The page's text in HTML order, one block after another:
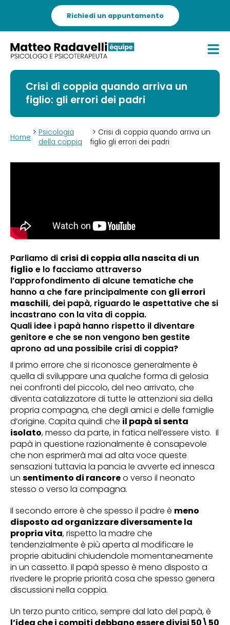
Richiedi un appuntamento
Crisi di coppia quando arriva un
figlio: gli errori dei padri
Home > Psicologia
della coppia
> Crisi di coppia quando arriva un
figlio gli errori dei padri
Parliamo di crisi di coppia alla nascita di un
figlio e lo facciamo attraverso
l’approfondimento di alcune tematiche che
hanno a che fare principalmente con gli errori
maschili, dei papà, riguardo le aspettative che si
incastrano con la vita di coppia.
Quali idee i papà hanno rispetto il diventare
genitore e che se non vengono ben gestite
aprono ad una possibile crisi di coppia?
Il primo errore che si riconosce generalmente è
quella di sviluppare una qualche forma di gelosia
nei confronti del piccolo, del neo arrivato, che
diventa catalizzatore di tutte le attenzioni sia della
propria compagna, che degli amici e delle famiglie
d’origine. Capita quindi che il papà si senta
isolato, messo da parte, in fatica nell’essere visto. Il
papà in questione razionalmente è consapevole
che non esprimerà mai ad alta voce queste
sensazioni tuttavia la pancia le avverte ed innesca
un sentimento di rancoreo verso il neonato
stesso o verso la compagna.
Il secondo errore è che spesso il padre è meno
disposto ad organizzare diversamente la
propria vita, rispetto la madre che
tendenzialmente è più aperta al modificare le
proprie abitudini chiudendole momentaneamente
in un cassetto. Il papà spesso è meno disposto a
rivedere le proprie priorità cosa che spesso genera
discussioni nella coppia.
Un terzo punto critico, sempre dal lato del papà, è